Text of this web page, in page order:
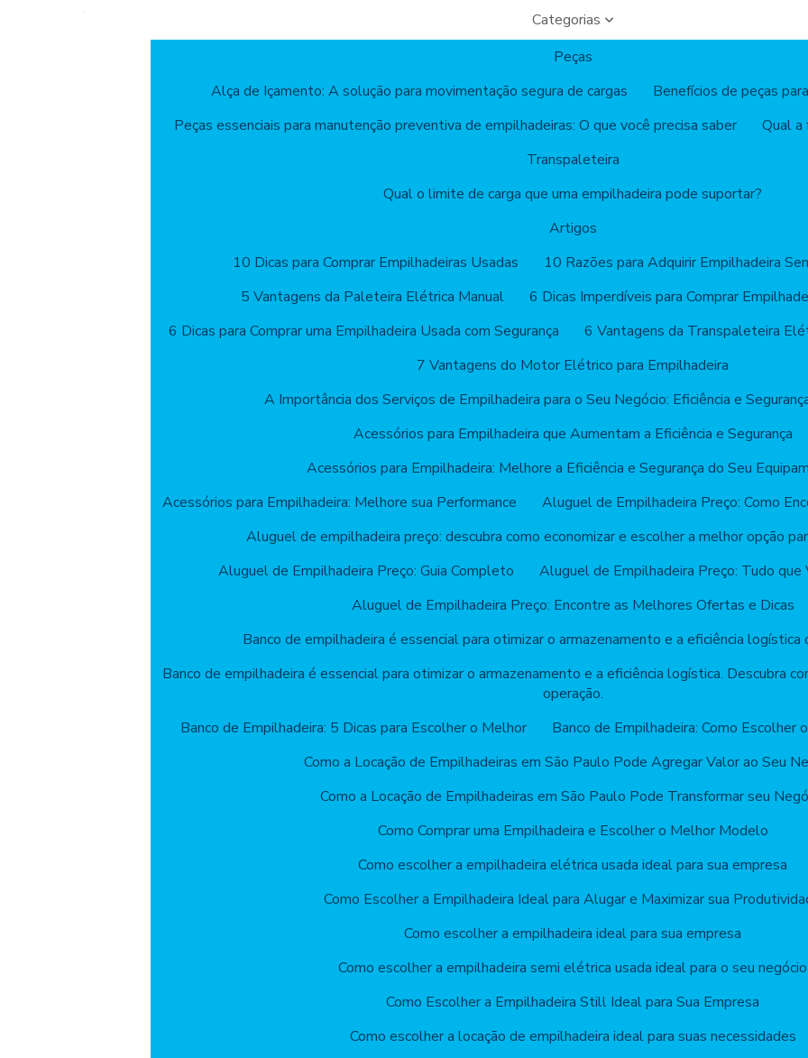
Categorias
Peças
Alça de Içamento: A solução para movimentação segura de cargas
Benefícios de peças
Peças essenciais para manutenção preventiva de empilhadeiras: O que você precisa saber
Qual a
Transpaleteira
Qual o limite de carga que uma empilhadeira pode suportar?
Artigos
10 Dicas para Comprar Empilhadeiras Usadas
10 Razões para Adquirir Empilhadeira
5 Vantagens da Paleteira Elétrica Manual
6 Dicas Imperdíveis para Comprar
6 Dicas para Comprar uma Empilhadeira Usada com Segurança
6 Vantagens da Transpaleteira
7 Vantagens do Motor Elétrico para Empilhadeira
A Importância dos Serviços de Empilhadeira para o Seu Negócio: Eficiência e
Acessórios para Empilhadeira que Aumentam a Eficiência e Segurança
Acessórios para Empilhadeira: Melhore a Eficiência e Segurança do Seu
Acessórios para Empilhadeira: Melhore sua Performance
Aluguel de Empilhadeira Preço: Como
Aluguel de empilhadeira preço: descubra como economizar e escolher a melhor opção
Aluguel de Empilhadeira Preço: Guia Completo
Aluguel de Empilhadeira Preço: Tudo que
Aluguel de Empilhadeira Preço: Encontre as Melhores Ofertas e Dicas
Banco de empilhadeira é essencial para otimizar o armazenamento e a eficiência logística
Banco de empilhadeira é essencial para otimizar o armazenamento e a eficiência logística. Descubra
operação.
Banco de Empilhadeira: 5 Dicas para Escolher o Melhor
Banco de Empilhadeira: Como Escolher
Como a Locação de Empilhadeiras em São Paulo Pode Agregar Valor ao Seu
Como a Locação de Empilhadeiras em São Paulo Pode Transformar seu
Como Comprar uma Empilhadeira e Escolher o Melhor Modelo
Como escolher a empilhadeira elétrica usada ideal para sua empresa
Como Escolher a Empilhadeira Ideal para Alugar e Maximizar sua
Como escolher a empilhadeira ideal para sua empresa
Como escolher a empilhadeira semi elétrica usada ideal para o seu negócio
Como Escolher a Empilhadeira Still Ideal para Sua Empresa
Como escolher a locação de empilhadeira ideal para suas necessidades